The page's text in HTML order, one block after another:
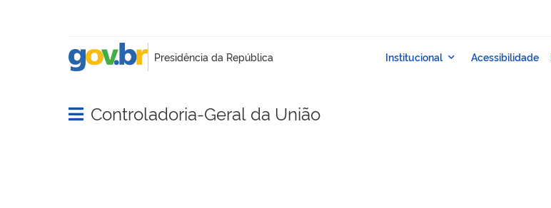
Abrir menu principal de navegação
Controladoria-Geral da União